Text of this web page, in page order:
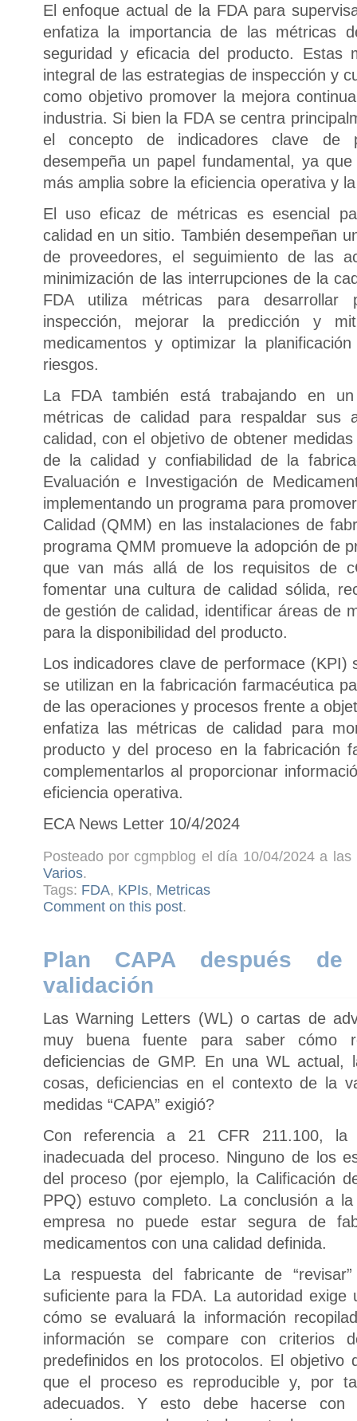
El enfoque actual de la FDA para
enfatiza la importancia de las métricas
seguridad y eficacia del producto. Estas
integral de las estrategias de inspección y
como objetivo promover la mejora
industria. Si bien la FDA se centra
el concepto de indicadores clave de
desempeña un papel fundamental, ya
más amplia sobre la eficiencia operativa y
El uso eficaz de métricas es esencial
calidad en un sitio. También desempeñan
de proveedores, el seguimiento de las
minimización de las interrupciones de la
FDA utiliza métricas para desarrollar
inspección, mejorar la predicción y
medicamentos y optimizar la
riesgos.
La FDA también está trabajando en
métricas de calidad para respaldar sus
calidad, con el objetivo de obtener
de la calidad y confiabilidad de la
Evaluación e Investigación de
implementando un programa para
Calidad (QMM) en las instalaciones de
programa QMM promueve la adopción de
que van más allá de los requisitos de
fomentar una cultura de calidad sólida,
de gestión de calidad, identificar áreas de
para la disponibilidad del producto.
Los indicadores clave de performace (KPI)
se utilizan en la fabricación farmacéutica
de las operaciones y procesos frente a
enfatiza las métricas de calidad para
producto y del proceso en la fabricación
complementarlos al proporcionar
eficiencia operativa.
ECA News Letter 10/4/2024
Posteado por cgmpblog el día 10/04/2024 a
Varios.
Tags: FDA, KPIs, Metricas
Comment on this post.
Plan CAPA después
validación
Las Warning Letters (WL) o cartas de
muy buena fuente para saber cómo
deficiencias de GMP. En una WL actual,
cosas, deficiencias en el contexto de la
medidas “CAPA” exigió?
Con referencia a 21 CFR 211.100, la
inadecuada del proceso. Ninguno de los
del proceso (por ejemplo, la Calificación
PPQ) estuvo completo. La conclusión a
empresa no puede estar segura de
medicamentos con una calidad definida.
La respuesta del fabricante de
suficiente para la FDA. La autoridad exige
cómo se evaluará la información
información se compare con criterios
predefinidos en los protocolos. El objetivo
que el proceso es reproducible y, por
adecuados. Y esto debe hacerse con